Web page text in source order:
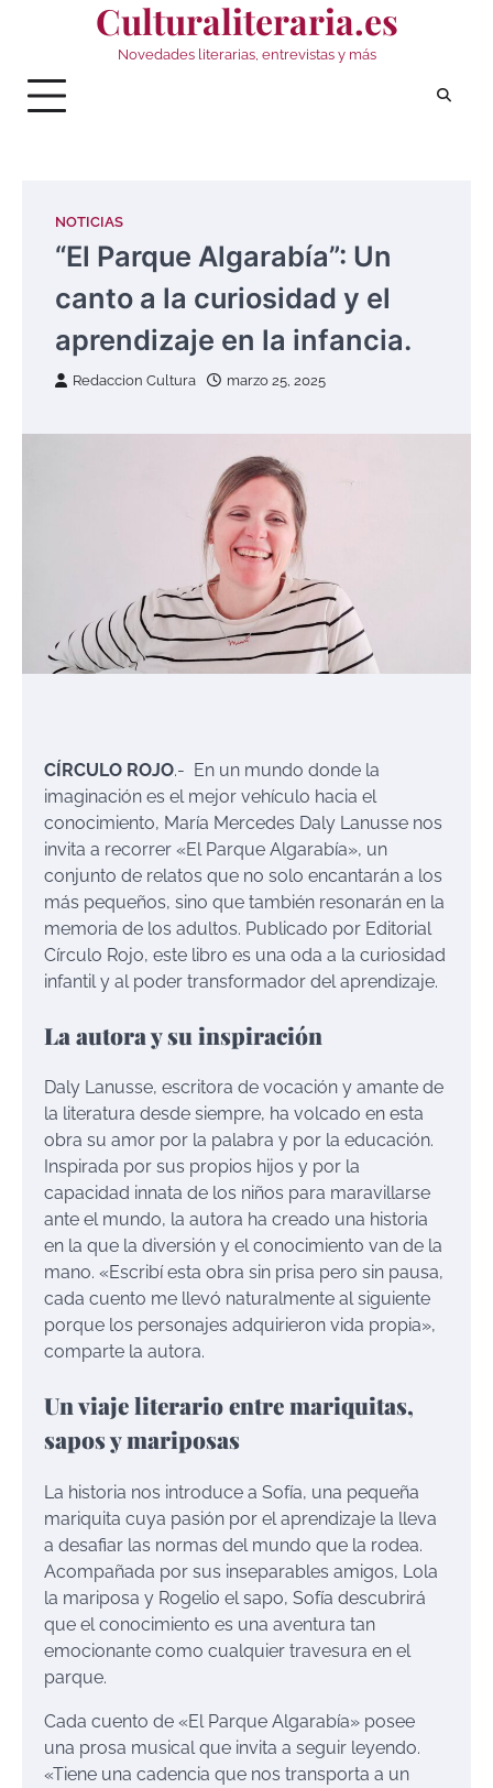
Culturaliteraria.es
Novedades literarias, entrevistas y más
NOTICIAS
“El Parque Algarabía”: Un
canto a la curiosidad y el
aprendizaje en la infancia.
Redaccion Cultura marzo 25, 2025
CÍRCULO ROJO.- En un mundo donde la
imaginación es el mejor vehículo hacia el
conocimiento, María Mercedes Daly Lanusse nos
invita a recorrer «El Parque Algarabía», un
conjunto de relatos que no solo encantarán a los
más pequeños, sino que también resonarán en la
memoria de los adultos. Publicado por Editorial
Círculo Rojo, este libro es una oda a la curiosidad
infantil y al poder transformador del aprendizaje.
La autora y su inspiración
Daly Lanusse, escritora de vocación y amante de
la literatura desde siempre, ha volcado en esta
obra su amor por la palabra y por la educación.
Inspirada por sus propios hijos y por la
capacidad innata de los niños para maravillarse
ante el mundo, la autora ha creado una historia
en la que la diversión y el conocimiento van de la
mano. «Escribí esta obra sin prisa pero sin pausa,
cada cuento me llevó naturalmente al siguiente
porque los personajes adquirieron vida propia»,
comparte la autora.
Un viaje literario entre mariquitas,
sapos y mariposas
La historia nos introduce a Sofía, una pequeña
mariquita cuya pasión por el aprendizaje la lleva
a desafiar las normas del mundo que la rodea.
Acompañada por sus inseparables amigos, Lola
la mariposa y Rogelio el sapo, Sofía descubrirá
que el conocimiento es una aventura tan
emocionante como cualquier travesura en el
parque.
Cada cuento de «El Parque Algarabía» posee
una prosa musical que invita a seguir leyendo.
«Tiene una cadencia que nos transporta a un